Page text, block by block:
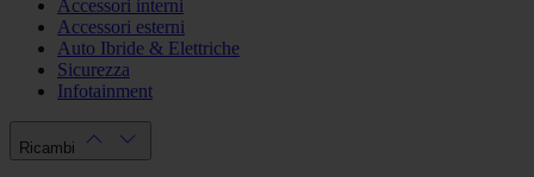
Accessori interni
Accessori esterni
Auto Ibride & Elettriche
Sicurezza
Infotainment
Ricambi